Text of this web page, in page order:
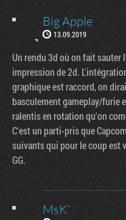
Big Apple
13.09.2019
Un rendu 3d où on fait
impression de 2d.
graphique est raccord, on
basculement gameplay/furie
ralentis en rotation qu'on
C'est un parti-pris que
suivants qui pour le coup est
GG.
MsK`